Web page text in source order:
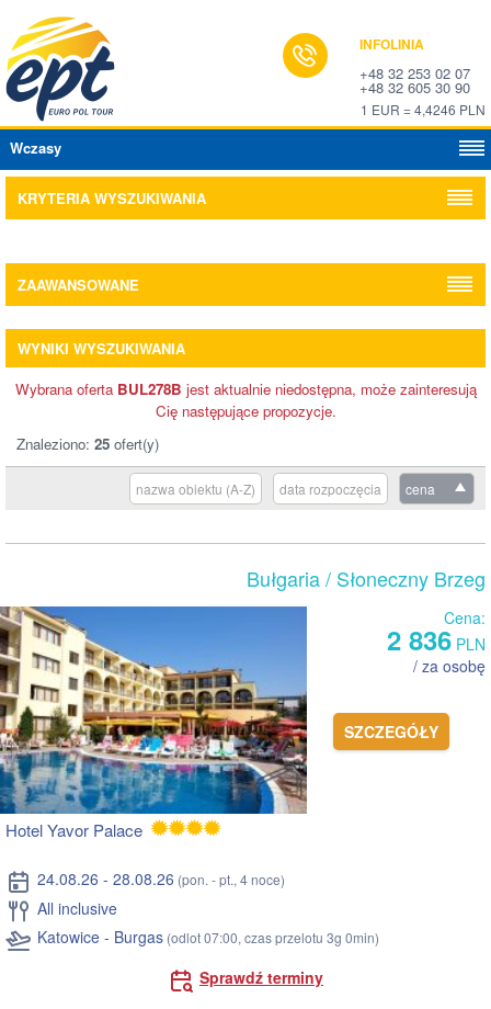
INFOLINIA
+48 32 253 02 07
+48 32 605 30 90
1 EUR = 4,4246 PLN
Wczasy
KRYTERIA WYSZUKIWANIA
ZAAWANSOWANE
WYNIKI WYSZUKIWANIA
Wybrana oferta BUL278B jest aktualnie niedostępna, może zainteresują
Cię następujące propozycje.
Znaleziono: 25 ofert(y)
cena
data rozpoczęcia
nazwa obiektu (A-Z)
Bułgaria/ Słoneczny Brzeg
Cena:
2 836 PLN
/ za osobę
SZCZEGÓŁY
Hotel Yavor Palace
24.08.26 - 28.08.26 (pon. - pt., 4 noce)
All inclusive
Katowice - Burgas (odlot 07:00, czas przelotu 3g 0min)
Sprawdź terminy